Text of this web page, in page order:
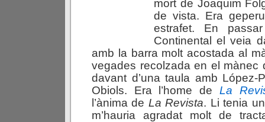
mort de Joaquim
de vista. Era
estrafet. En
Continental el veia
amb la barra molt acostada al
vegades recolzada en el mànec
davant d’una taula amb López-
Obiols. Era l’home de La
l’ànima de La Revista. Li tenia
m’hauria agradat molt de